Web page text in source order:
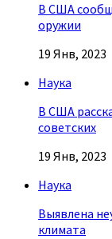
В США
оружии
19 Янв, 2023
Наука
В США
советских
19 Янв, 2023
Наука
Выявлена
климата